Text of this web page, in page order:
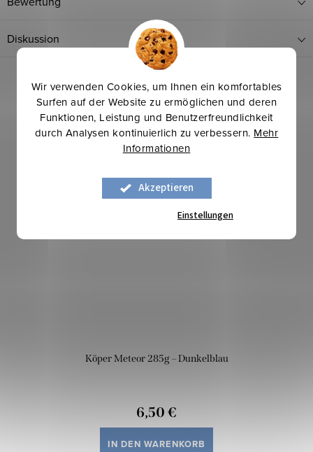
Wir verwenden Cookies, um Ihnen ein komfortables
Surfen auf der Website zu ermöglichen und deren
Funktionen, Leistung und Benutzerfreundlichkeit
durch Analysen kontinuierlich zu verbessern. Mehr
Informationen
Akzeptieren
Einstellungen
Diskussion
Mehr für weniger
Köper Meteor 285g – Dunkelblau
6,50 €
IN DEN WARENKORB